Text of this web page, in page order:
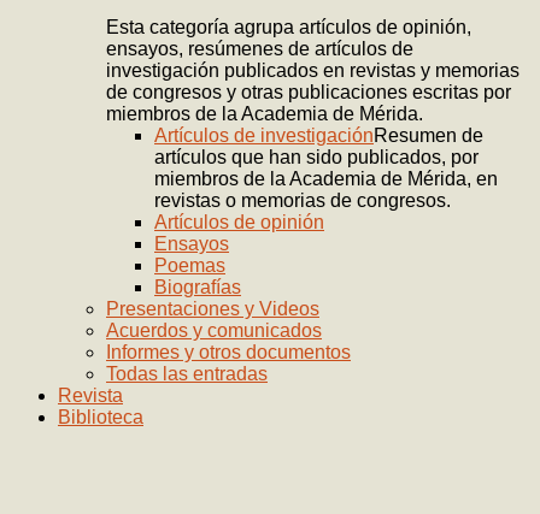
Esta categoría agrupa artículos de opinión,
ensayos, resúmenes de artículos de
investigación publicados en revistas y memorias
de congresos y otras publicaciones escritas por
miembros de la Academia de Mérida.
Artículos de investigaciónResumen de
artículos que han sido publicados, por
miembros de la Academia de Mérida, en
revistas o memorias de congresos.
Artículos de opinión
Ensayos
Poemas
Biografías
Presentaciones y Videos
Acuerdos y comunicados
Informes y otros documentos
Todas las entradas
Revista
Biblioteca